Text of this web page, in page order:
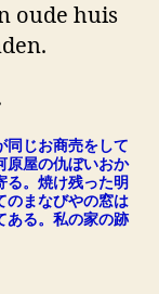
oude huis
じお商売をして
原屋の仇ぼいおか
る。焼け残った明
のまなびやの窓は
ある。私の家の跡